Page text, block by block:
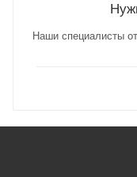
Наши специалисты